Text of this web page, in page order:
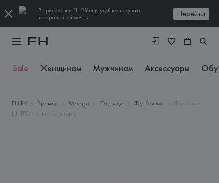
В приложении FH.BY еще удобнее покупать
товары вашей мечты
Перейти
Sale Женщинам Мужчинам Аксессуары
FH.BY Бренды Mango Одежда Футболки
Футболка
LINITO из чистого льна